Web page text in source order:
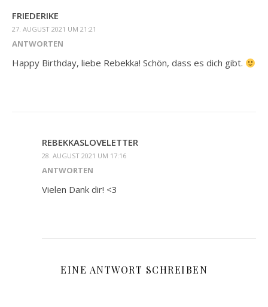
FRIEDERIKE
27. AUGUST 2021 UM 21:21
ANTWORTEN
Happy Birthday, liebe Rebekka! Schön, dass es dich gibt.
REBEKKASLOVELETTER
28. AUGUST 2021 UM 17:16
ANTWORTEN
Vielen Dank dir! <3
EINE ANTWORT SCHREIBEN